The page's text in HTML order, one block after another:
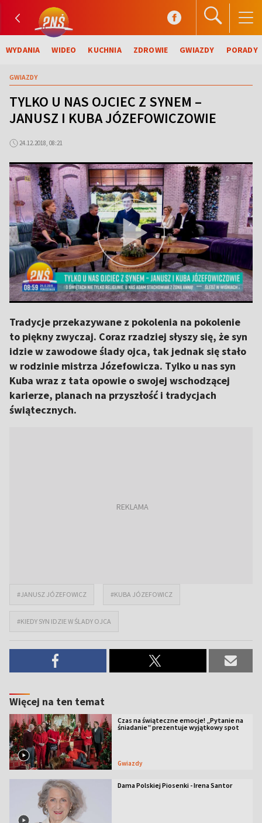
WYDANIA WIDEO KUCHNIA ZDROWIE GWIAZDY PORADY
GWIAZDY
TYLKO U NAS OJCIEC Z SYNEM –
JANUSZ I KUBA JÓZEFOWICZOWIE
24.12.2018, 08:21
Tradycje przekazywane z pokolenia na pokolenie
to piękny zwyczaj. Coraz rzadziej słyszy się, że syn
idzie w zawodowe ślady ojca, tak jednak się stało
w rodzinie mistrza Józefowicza. Tylko u nas syn
Kuba wraz z tata opowie o swojej wschodzącej
karierze, planach na przyszłość i tradycjach
świątecznych.
#JANUSZ JÓZEFOWICZ #KUBA JÓZEFOWICZ
#KIEDY SYN IDZIE W ŚLADY OJCA
Więcej na ten temat
Czas na świąteczne emocje! „Pytanie na
śniadanie” prezentuje wyjątkowy spot
Gwiazdy
Dama Polskiej Piosenki - Irena Santor